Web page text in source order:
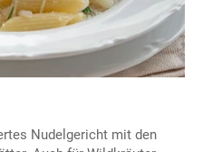
Nudelgericht mit den